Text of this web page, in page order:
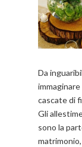
Da
cascate di
Gli
sono la